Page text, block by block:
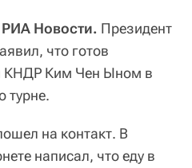
Новости. Президент
что готов
КНДР Ким Чен Ыном в
турне.
на контакт. В
написал, что еду в